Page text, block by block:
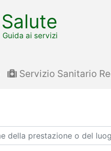
Salute
Guida ai servizi
Servizio Sanitario